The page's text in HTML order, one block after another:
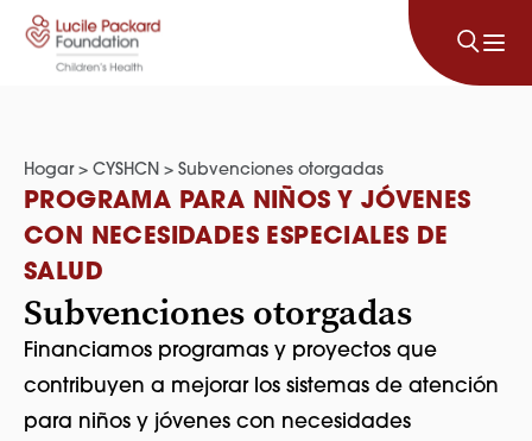
Saltar al contenido
Hogar> CYSHCN > Subvenciones otorgadas
PROGRAMA PARA NIÑOS Y JÓVENES
CON NECESIDADES ESPECIALES DE
SALUD
Subvenciones otorgadas
Financiamos programas y proyectos que
contribuyen a mejorar los sistemas de atención
para niños y jóvenes con necesidades